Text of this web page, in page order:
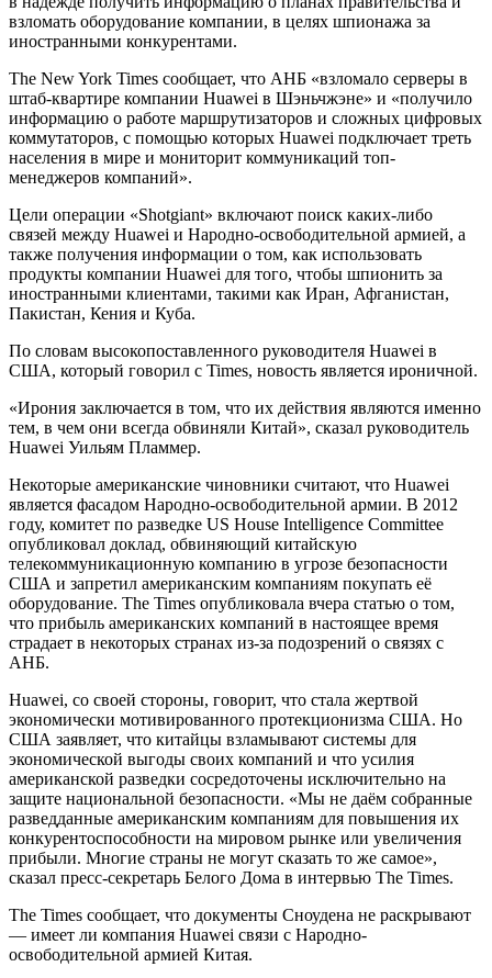
взломать оборудование компании, в целях шпионажа за
иностранными конкурентами.
The New York Times сообщает, что АНБ «взломало серверы в
штаб-квартире компании Huawei в Шэньчжэне» и «получило
информацию о работе маршрутизаторов и сложных цифровых
коммутаторов, с помощью которых Huawei подключает треть
населения в мире и мониторит коммуникаций топ-
менеджеров компаний».
Цели операции «Shotgiant» включают поиск каких-либо
связей между Huawei и Народно-освободительной армией, а
также получения информации о том, как использовать
продукты компании Huawei для того, чтобы шпионить за
иностранными клиентами, такими как Иран, Афганистан,
Пакистан, Кения и Куба.
По словам высокопоставленного руководителя Huawei в
США, который говорил с Times, новость является ироничной.
«Ирония заключается в том, что их действия являются именно
тем, в чем они всегда обвиняли Китай», сказал руководитель
Huawei Уильям Пламмер.
Некоторые американские чиновники считают, что Huawei
является фасадом Народно-освободительной армии. В 2012
году, комитет по разведке US House Intelligence Committee
опубликовал доклад, обвиняющий китайскую
телекоммуникационную компанию в угрозе безопасности
США и запретил американским компаниям покупать её
оборудование. The Times опубликовала вчера статью о том,
что прибыль американских компаний в настоящее время
страдает в некоторых странах из-за подозрений о связях с
АНБ.
Huawei, со своей стороны, говорит, что стала жертвой
экономически мотивированного протекционизма США. Но
США заявляет, что китайцы взламывают системы для
экономической выгоды своих компаний и что усилия
американской разведки сосредоточены исключительно на
защите национальной безопасности. «Мы не даём собранные
разведданные американским компаниям для повышения их
конкурентоспособности на мировом рынке или увеличения
прибыли. Многие страны не могут сказать то же самое»,
сказал пресс-секретарь Белого Дома в интервью The Times.
The Times сообщает, что документы Сноудена не раскрывают
— имеет ли компания Huawei связи с Народно-
освободительной армией Китая.